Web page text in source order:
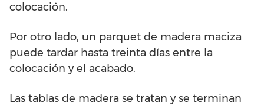
colocación.
Por otro lado, un parquet de madera maciza
puede tardar hasta treinta días entre la
colocación y el acabado.
Las tablas de madera se tratan y se terminan